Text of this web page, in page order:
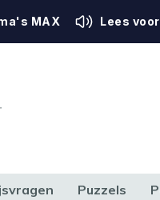
MAX Lees voor
Puzzels